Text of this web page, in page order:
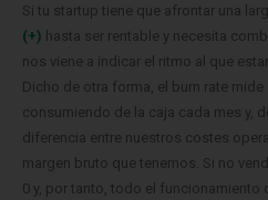
Si tu startup tiene que afrontar una
(+) hasta ser rentable y necesita
nos viene a indicar el ritmo al que
Dicho de otra forma, el burn rate
consumiendo de la caja cada mes y,
diferencia entre nuestros costes
margen bruto que tenemos. Si no
0 y, por tanto, todo el funcionamiento